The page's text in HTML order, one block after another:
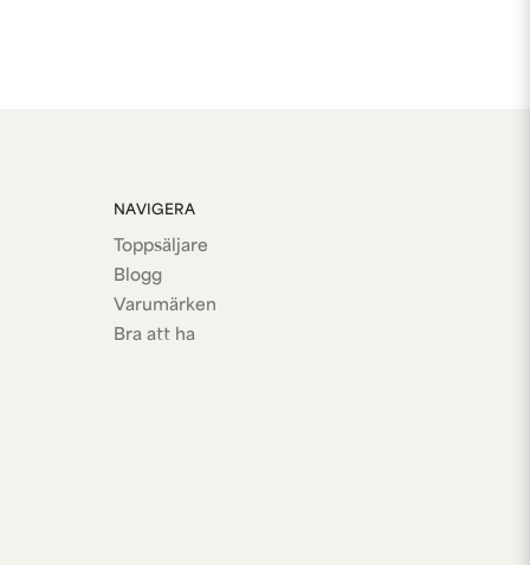
NAVIGERA
Toppsäljare
Blogg
Varumärken
Bra att ha